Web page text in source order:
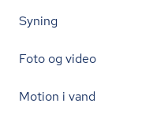
Syning
Foto og video
Motion i vand